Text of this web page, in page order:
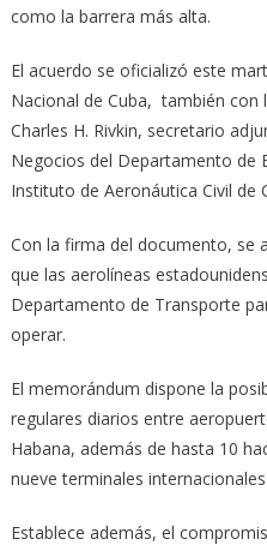
como la barrera más alta.
El acuerdo se oficializó este
Nacional de Cuba, también con
Charles H. Rivkin, secretario
Negocios del Departamento de
Instituto de Aeronáutica Civil de
Con la firma del documento, se
que las aerolíneas
Departamento de Transporte
operar.
El memorándum dispone la
regulares diarios entre
Habana, además de hasta 10
nueve terminales
Establece además, el